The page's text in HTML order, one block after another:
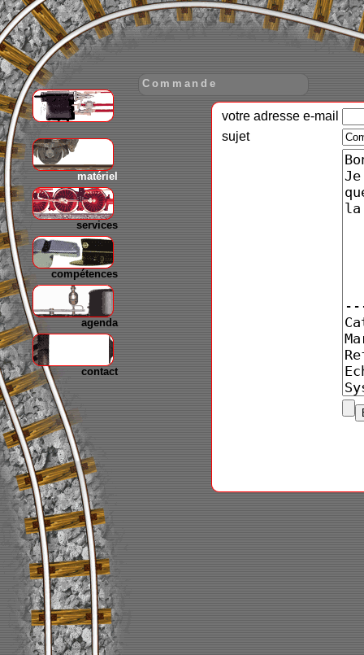
matériel
services
compétences
agenda
contact
Commande
votre adresse e-mail
sujet